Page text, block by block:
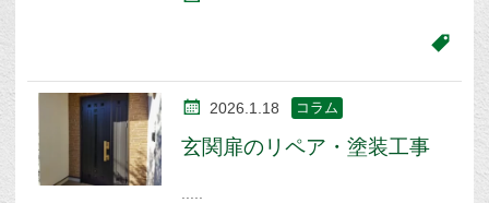
2026.1.18 コラム
玄関扉のリペア・塗装工事